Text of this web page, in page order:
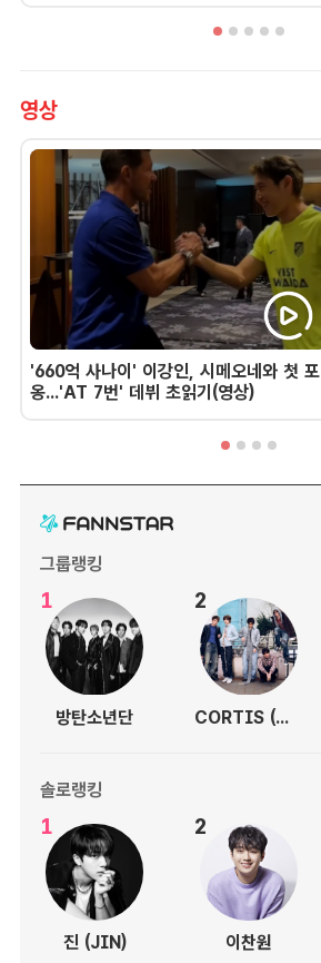
영상
'660억 사나이' 이강인, 시메오네와 첫 포
옹...'AT 7번' 데뷔 초읽기(영상)
그룹랭킹
1
방탄소년단
2
CORTIS (코르티스)
솔로랭킹
1
진 (JIN)
2
이찬원